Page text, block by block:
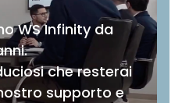
WS Infinity da
che resterai
supporto e